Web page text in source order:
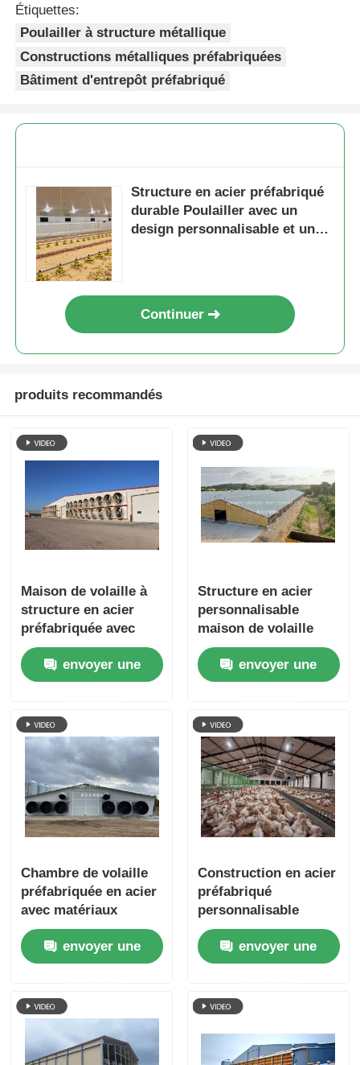
Étiquettes:
Poulailler à structure métallique
Constructions métalliques préfabriquées
Bâtiment d'entrepôt préfabriqué
Structure en acier préfabriqué
durable Poulailler avec un
design personnalisable et une
Continuer
produits recommandés
Maison de volaille à
structure en acier
préfabriquée avec
conception
personnalisable et
construction durable
efficace de poulets
envoyer une
Structure en acier
personnalisable
maison de volaille
avec cadre
préfabriqué durable
pour l' assemblage
poulets
envoyer une
Chambre de volaille
préfabriquée en acier
avec matériaux
durables et
assemblage facile
pour l'élevage de
envoyer une
Construction en acier
préfabriqué
personnalisable
envoyer une